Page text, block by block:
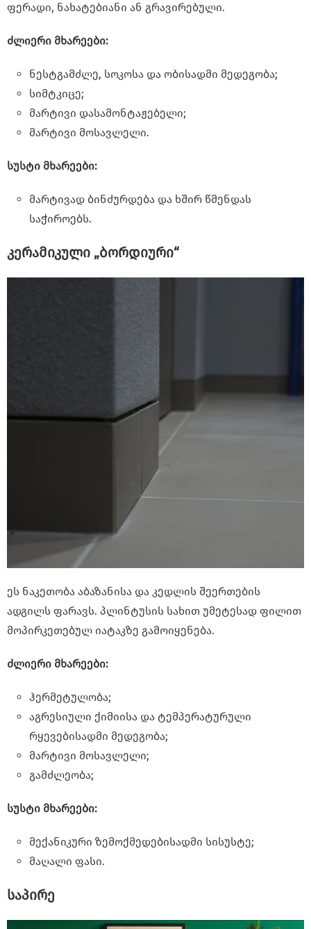
ფერადი, ნახატებიანი ან გრავირებული.
ძლიერი მხარეები:
ნესტგამძლე, სოკოსა და ობისადმი მედეგობა;
სიმტკიცე;
მარტივი დასამონტაჟებელი;
მარტივი მოსავლელი.
სუსტი მხარეები:
მარტივად ბინძურდება და ხშირ წმენდას
საჭიროებს.
კერამიკული „ბორდიური“
ეს ნაკეთობა აბაზანისა და კედლის შეერთების
ადგილს ფარავს. პლინტუსის სახით უმეტესად ფილით
მოპირკეთებულ იატაკზე გამოიყენება.
ძლიერი მხარეები:
ჰერმეტულობა;
აგრესიული ქიმიისა და ტემპერატურული
რყევებისადმი მედეგობა;
მარტივი მოსავლელი;
გამძლეობა;
სუსტი მხარეები:
მექანიკური ზემოქმედებისადმი სისუსტე;
მაღალი ფასი.
საპირე